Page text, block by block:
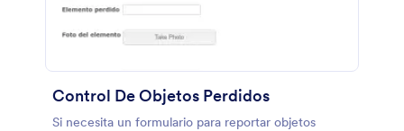
Control De Objetos Perdidos
Si necesita un formulario para reportar objetos